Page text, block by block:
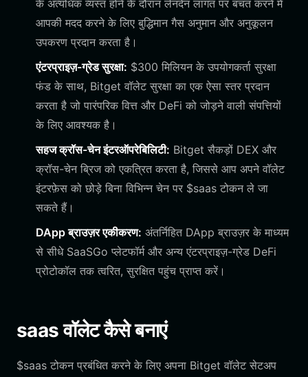
के अत्यधिक व्यस्त होने के दौरान लेनदेन लागत पर बचत करने में
आपकी मदद करने के लिए बुद्धिमान गैस अनुमान और अनुकूलन
उपकरण प्रदान करता है।
एंटरप्राइज़-ग्रेड सुरक्षा: $300 मिलियन के उपयोगकर्ता सुरक्षा
फंड के साथ, Bitget वॉलेट सुरक्षा का एक ऐसा स्तर प्रदान
करता है जो पारंपरिक वित्त और DeFi को जोड़ने वाली संपत्तियों
के लिए आवश्यक है।
सहज क्रॉस-चेन इंटरऑपरेबिलिटी: Bitget सैकड़ों DEX और
क्रॉस-चेन ब्रिज को एकत्रित करता है, जिससे आप अपने वॉलेट
इंटरफ़ेस को छोड़े बिना विभिन्न चेन पर $saas टोकन ले जा
सकते हैं।
DApp ब्राउज़र एकीकरण: अंतर्निहित DApp ब्राउज़र के माध्यम
से सीधे SaaSGo प्लेटफॉर्म और अन्य एंटरप्राइज़-ग्रेड DeFi
प्रोटोकॉल तक त्वरित, सुरक्षित पहुंच प्राप्त करें।
saas वॉलेट कैसे बनाएं
$saas टोकन प्रबंधित करने के लिए अपना Bitget वॉलेट सेटअप